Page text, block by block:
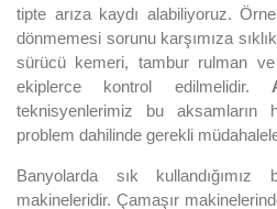
tipte arıza kaydı alabiliyoruz.
dönmemesi sorunu karşımıza
sürücü kemeri, tambur rulman
ekiplerce kontrol edilmelidir.
teknisyenlerimiz bu aksamların
problem dahilinde gerekli
Banyolarda sık
makineleridir. Çamaşır